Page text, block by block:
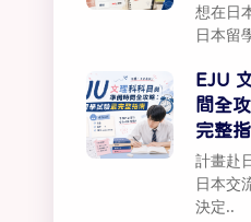
想在日
日本留
EJU
間全
完整
計畫赴
日本交
決定..